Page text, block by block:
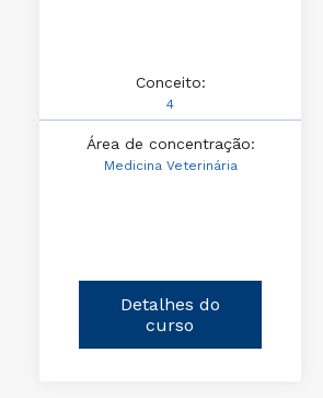
Conceito:
4
Área de concentração:
Medicina Veterinária
Detalhes do
curso